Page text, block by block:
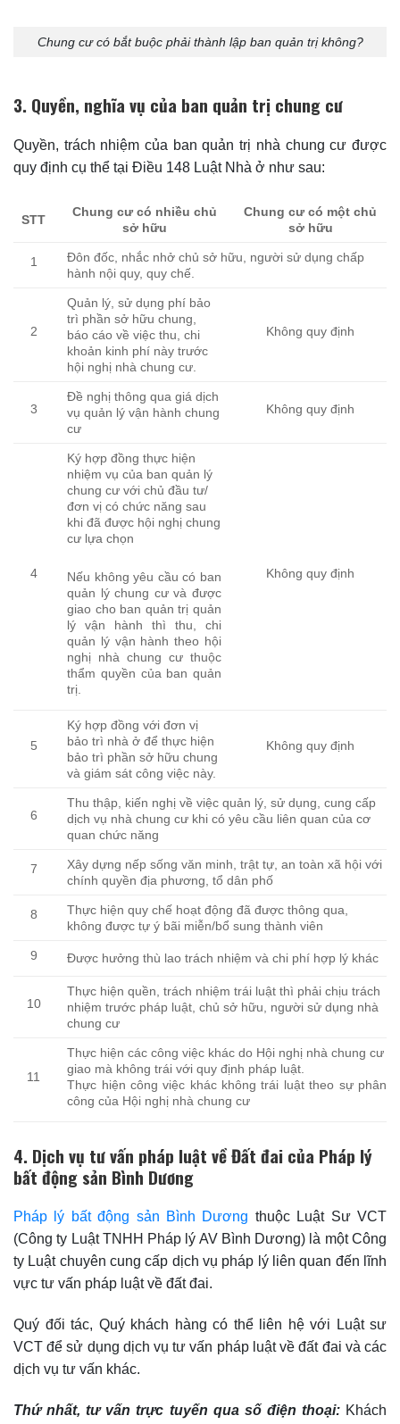
Chung cư có bắt buộc phải thành lập ban quản trị không?
3. Quyền, nghĩa vụ của ban quản trị chung cư
Quyền, trách nhiệm của ban quản trị nhà chung cư được
quy định cụ thể tại Điều 148 Luật Nhà ở như sau:
STT
Chung cư có nhiều chủ
sở hữu
Chung cư có một chủ
sở hữu
1
Đôn đốc, nhắc nhở chủ sở hữu, người sử dụng chấp
hành nội quy, quy chế.
2
Quản lý, sử dụng phí bảo
trì phần sở hữu chung,
báo cáo về việc thu, chi
khoản kinh phí này trước
hội nghị nhà chung cư.
Không quy định
3
Đề nghị thông qua giá dịch
vụ quản lý vận hành chung
cư
Không quy định
4
Ký hợp đồng thực hiện
nhiệm vụ của ban quản lý
chung cư với chủ đầu tư/
đơn vị có chức năng sau
khi đã được hội nghị chung
cư lựa chọn
Nếu không yêu cầu có ban
quản lý chung cư và được
giao cho ban quản trị quản
lý vận hành thì thu, chi
quản lý vận hành theo hội
nghị nhà chung cư thuộc
thẩm quyền của ban quản
trị.
Không quy định
5
Ký hợp đồng với đơn vị
bảo trì nhà ở để thực hiện
bảo trì phần sở hữu chung
và giám sát công việc này.
Không quy định
6
Thu thập, kiến nghị về việc quản lý, sử dụng, cung cấp
dịch vụ nhà chung cư khi có yêu cầu liên quan của cơ
quan chức năng
7
Xây dựng nếp sống văn minh, trật tự, an toàn xã hội với
chính quyền địa phương, tổ dân phố
8
Thực hiện quy chế hoạt động đã được thông qua,
không được tự ý bãi miễn/bổ sung thành viên
9 Được hưởng thù lao trách nhiệm và chi phí hợp lý khác
10
Thực hiện quền, trách nhiệm trái luật thì phải chịu trách
nhiệm trước pháp luật, chủ sở hữu, người sử dụng nhà
chung cư
11
Thực hiện các công việc khác do Hội nghị nhà chung cư
giao mà không trái với quy định pháp luật.
Thực hiện công việc khác không trái luật theo sự phân
công của Hội nghị nhà chung cư
4. Dịch vụ tư vấn pháp luật về Đất đai của Pháp lý
bất động sản Bình Dương
Pháp lý bất động sản Bình Dương thuộc Luật Sư VCT
(Công ty Luật TNHH Pháp lý AV Bình Dương) là một Công
ty Luật chuyên cung cấp dịch vụ pháp lý liên quan đến lĩnh
vực tư vấn pháp luật về đất đai.
Quý đối tác, Quý khách hàng có thể liên hệ với Luật sư
VCT để sử dụng dịch vụ tư vấn pháp luật về đất đai và các
dịch vụ tư vấn khác.
Thứ nhất, tư vấn trực tuyến qua số điện thoại: Khách